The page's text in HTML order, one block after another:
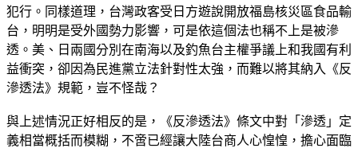
犯行。同樣道理，台灣政客受日方遊說開放福島核災區食品輸
台，明明是受外國勢力影響，可是依這個法也稱不上是被滲
透。美、日兩國分別在南海以及釣魚台主權爭議上和我國有利
益衝突，卻因為民進黨立法針對性太強，而難以將其納入《反
滲透法》規範，豈不怪哉？
與上述情況正好相反的是，《反滲透法》條文中對「滲透」定
義相當概括而模糊，不啻已經讓大陸台商人心惶惶，擔心面臨